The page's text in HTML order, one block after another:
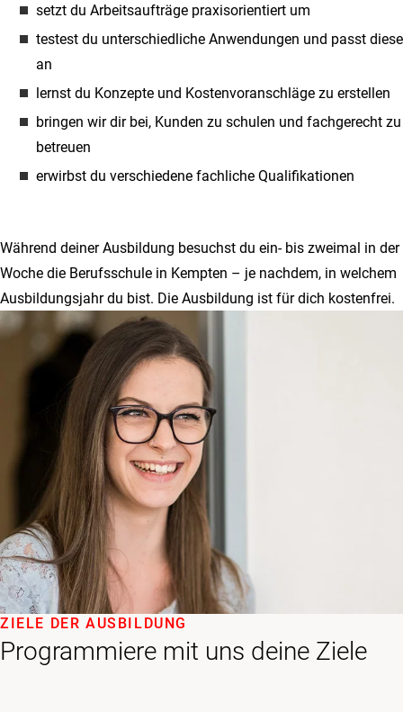
setzt du Arbeitsaufträge praxisorientiert um
testest du unterschiedliche Anwendungen und passt diese
an
lernst du Konzepte und Kostenvoranschläge zu erstellen
bringen wir dir bei, Kunden zu schulen und fachgerecht zu
betreuen
erwirbst du verschiedene fachliche Qualifikationen
Während deiner Ausbildung besuchst du ein- bis zweimal in der
Woche die Berufsschule in Kempten – je nachdem, in welchem
Ausbildungsjahr du bist. Die Ausbildung ist für dich kostenfrei.
Programmiere mit uns deine Ziele
ZIELE DER AUSBILDUNG